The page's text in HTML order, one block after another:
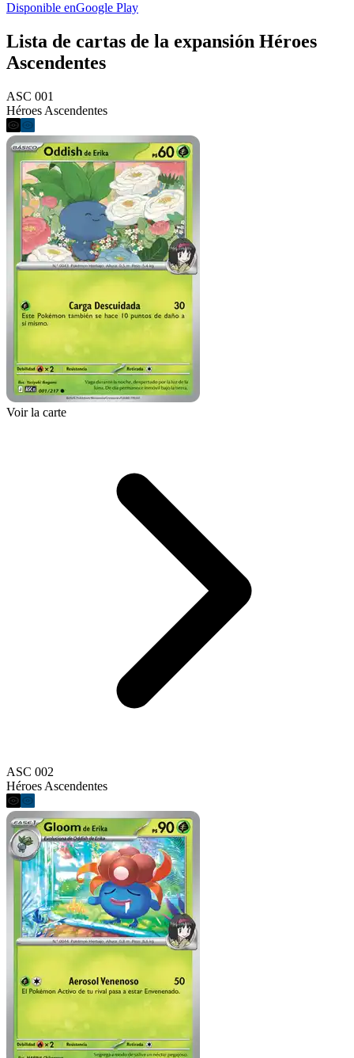
Disponible enGoogle Play
Lista de cartas de la expansión Héroes
Ascendentes
ASC 001
Héroes Ascendentes
Voir la carte
ASC 002
Héroes Ascendentes